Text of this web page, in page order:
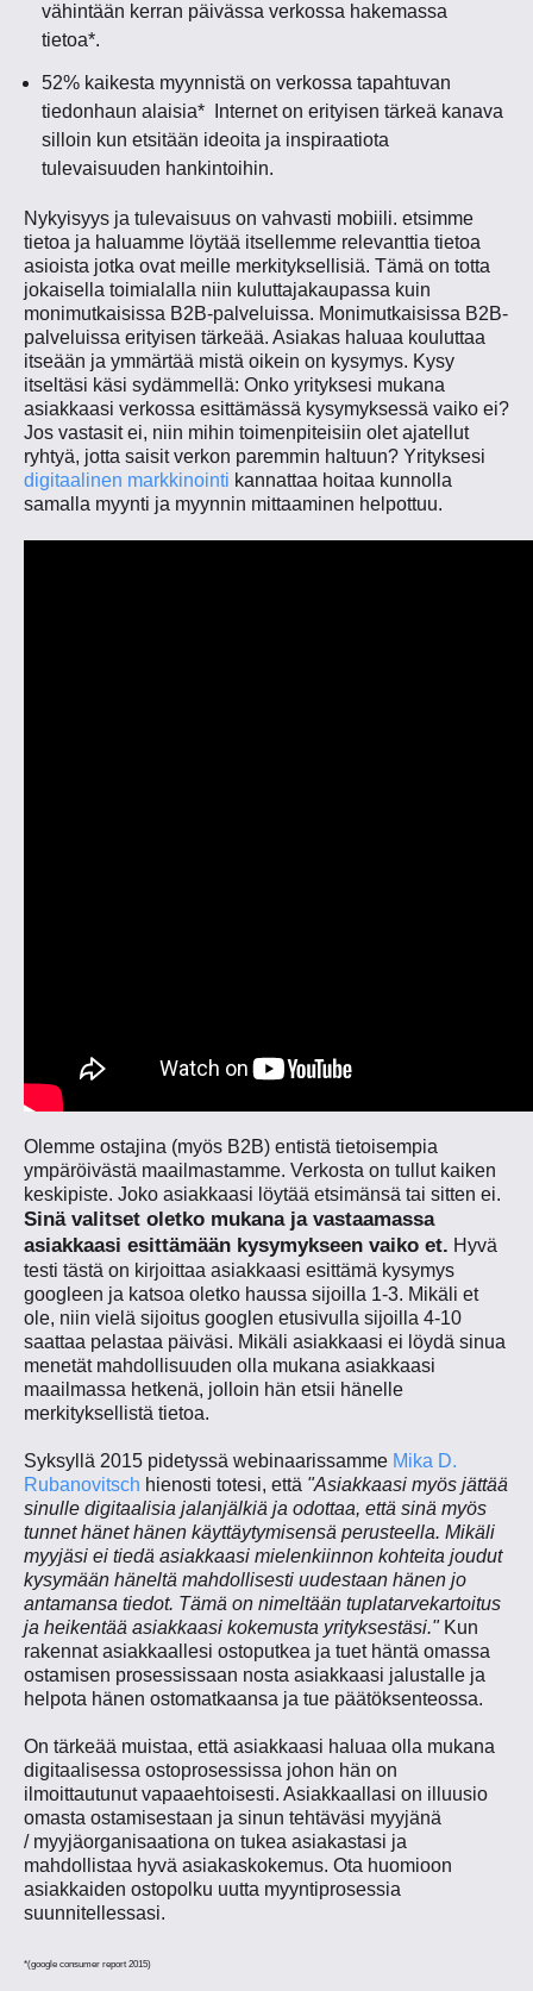
vähintään kerran päivässa verkossa hakemassa
tietoa*.
52% kaikesta myynnistä on verkossa tapahtuvan
tiedonhaun alaisia* Internet on erityisen tärkeä kanava
silloin kun etsitään ideoita ja inspiraatiota
tulevaisuuden hankintoihin.
Nykyisyys ja tulevaisuus on vahvasti mobiili. etsimme
tietoa ja haluamme löytää itsellemme relevanttia tietoa
asioista jotka ovat meille merkityksellisiä. Tämä on totta
jokaisella toimialalla niin kuluttajakaupassa kuin
monimutkaisissa B2B-palveluissa. Monimutkaisissa B2B-
palveluissa erityisen tärkeää. Asiakas haluaa kouluttaa
itseään ja ymmärtää mistä oikein on kysymys. Kysy
itseltäsi käsi sydämmellä: Onko yrityksesi mukana
asiakkaasi verkossa esittämässä kysymyksessä vaiko ei?
Jos vastasit ei, niin mihin toimenpiteisiin olet ajatellut
ryhtyä, jotta saisit verkon paremmin haltuun? Yrityksesi
digitaalinen markkinointi kannattaa hoitaa kunnolla
samalla myynti ja myynnin mittaaminen helpottuu.
Olemme ostajina (myös B2B) entistä tietoisempia
ympäröivästä maailmastamme. Verkosta on tullut kaiken
keskipiste. Joko asiakkaasi löytää etsimänsä tai sitten ei.
Sinä valitset oletko mukana ja vastaamassa
asiakkaasi esittämään kysymykseen vaiko et. Hyvä
testi tästä on kirjoittaa asiakkaasi esittämä kysymys
googleen ja katsoa oletko haussa sijoilla 1-3. Mikäli et
ole, niin vielä sijoitus googlen etusivulla sijoilla 4-10
saattaa pelastaa päiväsi. Mikäli asiakkaasi ei löydä sinua
menetät mahdollisuuden olla mukana asiakkaasi
maailmassa hetkenä, jolloin hän etsii hänelle
merkityksellistä tietoa.
Syksyllä 2015 pidetyssä webinaarissamme Mika D.
Rubanovitsch hienosti totesi, että "Asiakkaasi myös jättää
sinulle digitaalisia jalanjälkiä ja odottaa, että sinä myös
tunnet hänet hänen käyttäytymisensä perusteella. Mikäli
myyjäsi ei tiedä asiakkaasi mielenkiinnon kohteita joudut
kysymään häneltä mahdollisesti uudestaan hänen jo
antamansa tiedot. Tämä on nimeltään tuplatarvekartoitus
ja heikentää asiakkaasi kokemusta yrityksestäsi."Kun
rakennat asiakkaallesi ostoputkea ja tuet häntä omassa
ostamisen prosessissaan nosta asiakkaasi jalustalle ja
helpota hänen ostomatkaansa ja tue päätöksenteossa.
On tärkeää muistaa, että asiakkaasi haluaa olla mukana
digitaalisessa ostoprosessissa johon hän on
ilmoittautunut vapaaehtoisesti. Asiakkaallasi on illuusio
omasta ostamisestaan ja sinun tehtäväsi myyjänä
/ myyjäorganisaationa on tukea asiakastasi ja
mahdollistaa hyvä asiakaskokemus. Ota huomioon
asiakkaiden ostopolku uutta myyntiprosessia
suunnitellessasi.
*(google consumer report 2015)